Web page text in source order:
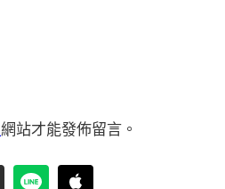
網站才能發佈留言。